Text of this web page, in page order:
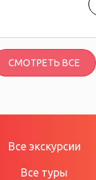
СМОТРЕТЬ ВСЕ
Все экскурсии
Все туры